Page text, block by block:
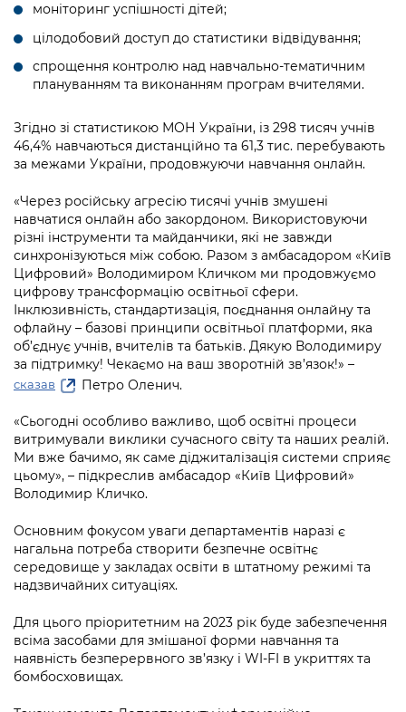
моніторинг успішності дітей;
цілодобовий доступ до статистики відвідування;
спрощення контролю над навчально-тематичним
плануванням та виконанням програм вчителями.
Згідно зі статистикою МОН України, із 298 тисяч учнів
46,4% навчаються дистанційно та 61,3 тис. перебувають
за межами України, продовжуючи навчання онлайн.
«Через російську агресію тисячі учнів змушені
навчатися онлайн або закордоном. Використовуючи
різні інструменти та майданчики, які не завжди
синхронізуються між собою. Разом з амбасадором «Київ
Цифровий» Володимиром Кличком ми продовжуємо
цифрову трансформацію освітньої сфери.
Інклюзивність, стандартизація, поєднання онлайну та
офлайну – базові принципи освітньої платформи, яка
об’єднує учнів, вчителів та батьків. Дякую Володимиру
за підтримку! Чекаємо на ваш зворотній зв’язок!» –
сказав Петро Оленич.
«Сьогодні особливо важливо, щоб освітні процеси
витримували виклики сучасного світу та наших реалій.
Ми вже бачимо, як саме діджиталізація системи сприяє
цьому», – підкреслив амбасадор «Київ Цифровий»
Володимир Кличко.
Основним фокусом уваги департаментів наразі є
нагальна потреба створити безпечне освітнє
середовище у закладах освіти в штатному режимі та
надзвичайних ситуаціях.
Для цього пріоритетним на 2023 рік буде забезпечення
всіма засобами для змішаної форми навчання та
наявність безперервного зв’язку і WI-FI в укриттях та
бомбосховищах.